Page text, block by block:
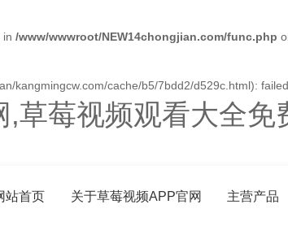
in /www/wwwroot/NEW14chongjian.com/func.php
kangmingcw.com/cache/b5/7bdd2/d529c.html):
,草莓视频观看大全
站首页 关于草莓视频APP官网 主营产品